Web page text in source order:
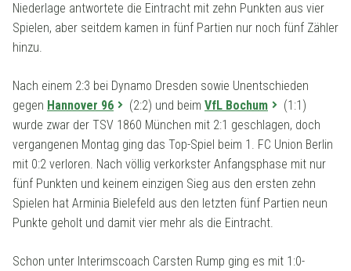
Niederlage antwortete die Eintracht mit zehn Punkten aus vier
Spielen, aber seitdem kamen in fünf Partien nur noch fünf Zähler
hinzu.
Nach einem 2:3 bei Dynamo Dresden sowie Unentschieden
gegen Hannover 96 (2:2) und beim VfL Bochum
(1:1)
wurde zwar der TSV 1860 München mit 2:1 geschlagen, doch
vergangenen Montag ging das Top-Spiel beim 1. FC Union Berlin
mit 0:2 verloren. Nach völlig verkorkster Anfangsphase mit nur
fünf Punkten und keinem einzigen Sieg aus den ersten zehn
Spielen hat Arminia Bielefeld aus den letzten fünf Partien neun
Punkte geholt und damit vier mehr als die Eintracht.
Schon unter Interimscoach Carsten Rump ging es mit 1:0-